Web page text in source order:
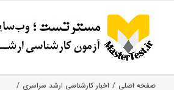
content
صفحه اصلی
اخبار کارشناسی ارشد سراسری